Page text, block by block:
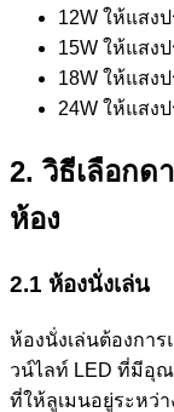
12W ให้แสง
15W ให้แสง
18W ให้แสง
24W ให้แสง
2. วิธีเลือกด
ห้อง
2.1 ห้องนั่งเล่น
ห้องนั่งเล่นต้องกา
วน์ไลท์ LED ที่มีอุ
ที่ให้ลูเมนอยู่ระหว่า